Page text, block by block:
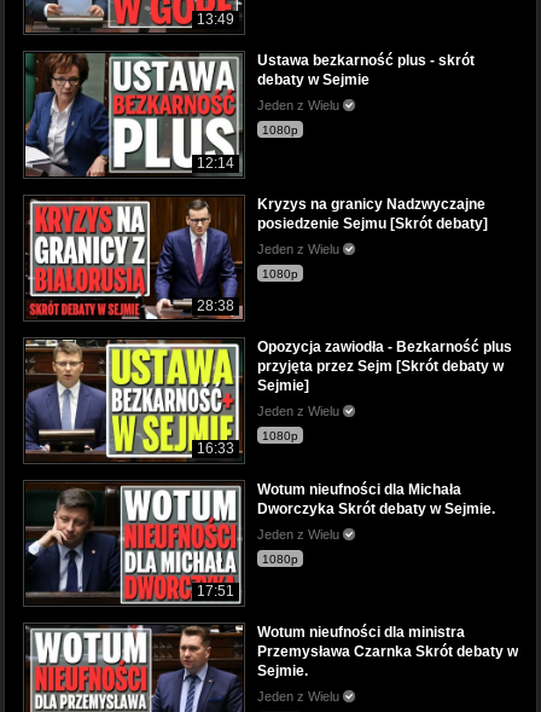
13:49
12:14
Ustawa bezkarność plus - skrót
debaty w Sejmie
Jeden z Wielu
1080p
28:38
Kryzys na granicy Nadzwyczajne
posiedzenie Sejmu [Skrót debaty]
Jeden z Wielu
1080p
16:33
Opozycja zawiodła - Bezkarność plus
przyjęta przez Sejm [Skrót debaty w
Sejmie]
Jeden z Wielu
1080p
17:51
Wotum nieufności dla Michała
Dworczyka Skrót debaty w Sejmie.
Jeden z Wielu
1080p
Wotum nieufności dla ministra
Przemysława Czarnka Skrót debaty w
Sejmie.
Jeden z Wielu